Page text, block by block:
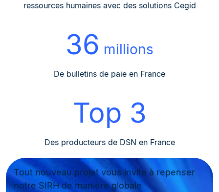
ressources humaines avec des solutions Cegid
36 millions
De bulletins de paie en France
Top 3
Des producteurs de DSN en France
Tout nouveau projet vous invite à repenser
notre SIRH de manière globale